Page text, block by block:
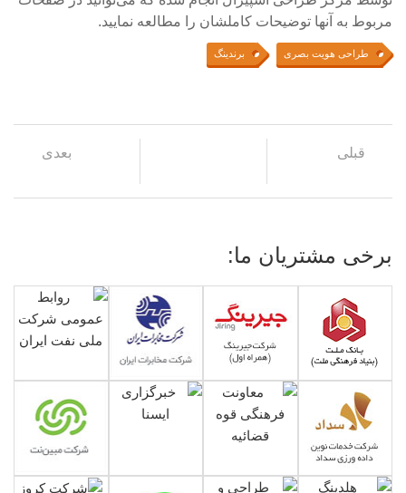
مربوط به آنها توضیحات کاملشان را مطالعه نمایید.
طراحی هویت بصری برندینگ
قبلی بعدی
برخی مشتریان ما: